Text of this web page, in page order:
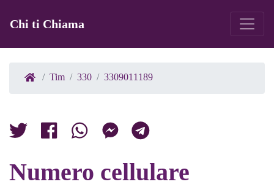
Chi ti Chiama
Tim 330 3309011189
Numero cellulare